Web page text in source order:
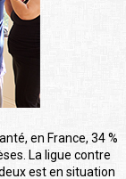
en France, 34 %
La ligue contre
est en situation